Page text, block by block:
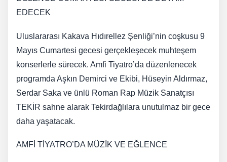
EDECEK
Uluslararası Kakava Hıdırellez Şenliği’nin coşkusu 9
Mayıs Cumartesi gecesi gerçekleşecek muhteşem
konserlerle sürecek. Amfi Tiyatro’da düzenlenecek
programda Aşkın Demirci ve Ekibi, Hüseyin Aldırmaz,
Serdar Saka ve ünlü Roman Rap Müzik Sanatçısı
TEKİR sahne alarak Tekirdağlılara unutulmaz bir gece
daha yaşatacak.
AMFİ TİYATRO’DA MÜZİK VE EĞLENCE